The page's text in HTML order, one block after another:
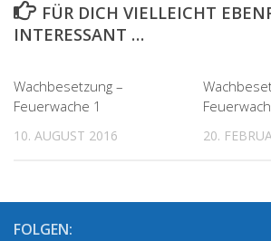
FÜR DICH VIELLEICHT
INTERESSANT …
Wachbesetzung –
Feuerwache 1
10. AUGUST 2016 20.
FOLGEN: